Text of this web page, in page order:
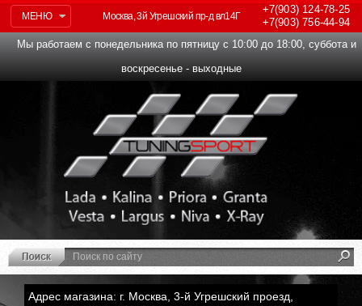
МЕНЮ
+7(903)124-78-25
+7(903)756-44-94
Москва, 3й Угрешский пр-д вл14Г
Мы работаем с понедельника по пятницу с 10:00 до 18:00, суббота и
воскресенье - выходные
Адрес магазина: г. Москва, 3-й Угрешский проезд,